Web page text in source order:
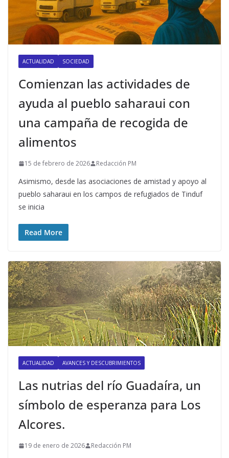
ACTUALIDAD SOCIEDAD
Comienzan las actividades de
ayuda al pueblo saharaui con
una campaña de recogida de
alimentos
15 de febrero de 2026 Redacción PM
Asimismo, desde las asociaciones de amistad y apoyo al
pueblo saharaui en los campos de refugiados de Tinduf
se inicia
Read More
ACTUALIDAD AVANCES Y DESCUBRIMIENTOS
Las nutrias del río Guadaíra, un
símbolo de esperanza para Los
Alcores.
19 de enero de 2026 Redacción PM